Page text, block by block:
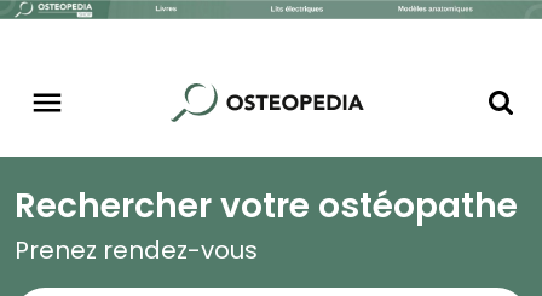
Rechercher votre ostéopathe
Prenez rendez-vous